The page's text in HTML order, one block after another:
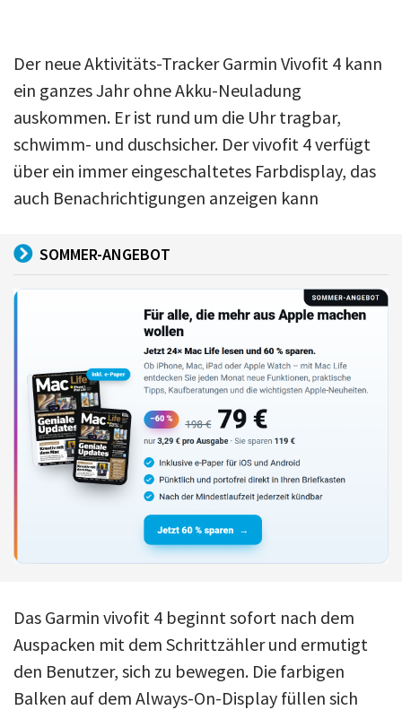
Der neue Aktivitäts-Tracker Garmin Vivofit 4 kann
ein ganzes Jahr ohne Akku-Neuladung
auskommen. Er ist rund um die Uhr tragbar,
schwimm- und duschsicher. Der vivofit 4 verfügt
über ein immer eingeschaltetes Farbdisplay, das
auch Benachrichtigungen anzeigen kann
SOMMER-ANGEBOT
Das Garmin vivofit 4 beginnt sofort nach dem
Auspacken mit dem Schrittzähler und ermutigt
den Benutzer, sich zu bewegen. Die farbigen
Balken auf dem Always-On-Display füllen sich